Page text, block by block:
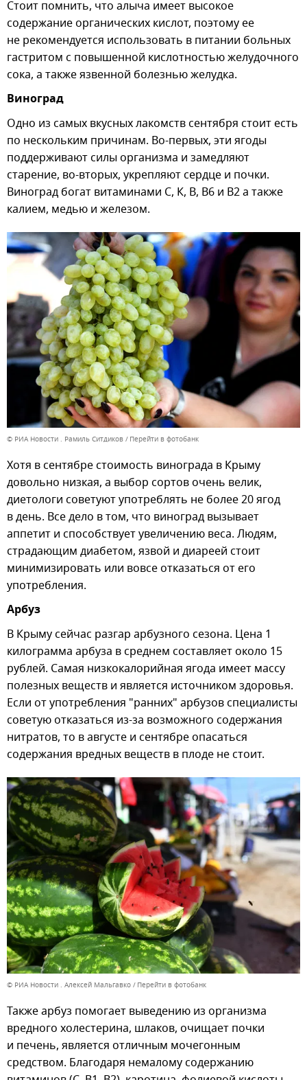
Стоит помнить, что алыча имеет высокое
содержание органических кислот, поэтому ее
не рекомендуется использовать в питании больных
гастритом с повышенной кислотностью желудочного
сока, а также язвенной болезнью желудка.
Виноград
Одно из самых вкусных лакомств сентября стоит есть
по нескольким причинам. Во-первых, эти ягоды
поддерживают силы организма и замедляют
старение, во-вторых, укрепляют сердце и почки.
Виноград богат витаминами С, К, B, B6 и B2 а также
калием, медью и железом.
© РИА Новости . Рамиль Ситдиков Перейти в фотобанк
Хотя в сентябре стоимость винограда в Крыму
довольно низкая, а выбор сортов очень велик,
диетологи советуют употреблять не более 20 ягод
в день. Все дело в том, что виноград вызывает
аппетит и способствует увеличению веса. Людям,
страдающим диабетом, язвой и диареей стоит
минимизировать или вовсе отказаться от его
употребления.
Арбуз
В Крыму сейчас разгар арбузного сезона. Цена 1
килограмма арбуза в среднем составляет около 15
рублей. Самая низкокалорийная ягода имеет массу
полезных веществ и является источником здоровья.
Если от употребления "ранних" арбузов специалисты
советую отказаться из-за возможного содержания
нитратов, то в августе и сентябре опасаться
содержания вредных веществ в плоде не стоит.
© РИА Новости . Алексей Мальгавко Перейти в фотобанк
Также арбуз помогает выведению из организма
вредного холестерина, шлаков, очищает почки
и печень, является отличным мочегонным
средством. Благодаря немалому содержанию